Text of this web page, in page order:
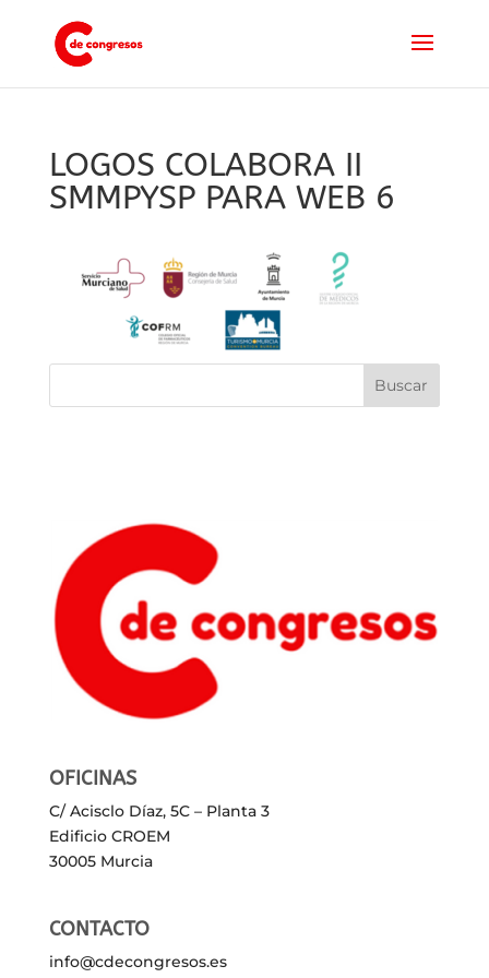
LOGOS COLABORA II
SMMPYSP PARA WEB 6
OFICINAS
C/ Acisclo Díaz, 5C – Planta 3
Edificio CROEM
30005 Murcia
CONTACTO
info@cdecongresos.es